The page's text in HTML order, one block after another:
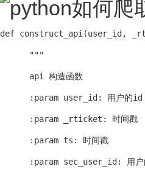
def construct_api(user_id,
"""
api 构造函数
:param user_id: 用户的id
:param _rticket: 时间戳
:param ts: 时间戳
:param sec_user_id: 用户